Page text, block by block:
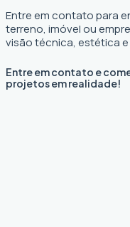
Entre em contato para
terreno, imóvel ou
visão técnica, estética
Entre em contato e
projetos em realidade!